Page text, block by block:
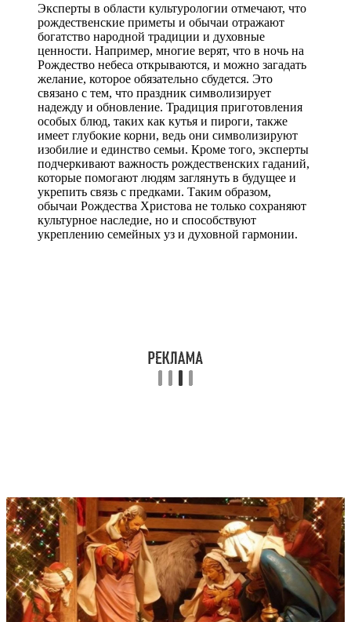
Эксперты в области культурологии отмечают, что
рождественские приметы и обычаи отражают
богатство народной традиции и духовные
ценности. Например, многие верят, что в ночь на
Рождество небеса открываются, и можно загадать
желание, которое обязательно сбудется. Это
связано с тем, что праздник символизирует
надежду и обновление. Традиция приготовления
особых блюд, таких как кутья и пироги, также
имеет глубокие корни, ведь они символизируют
изобилие и единство семьи. Кроме того, эксперты
подчеркивают важность рождественских гаданий,
которые помогают людям заглянуть в будущее и
укрепить связь с предками. Таким образом,
обычаи Рождества Христова не только сохраняют
культурное наследие, но и способствуют
укреплению семейных уз и духовной гармонии.